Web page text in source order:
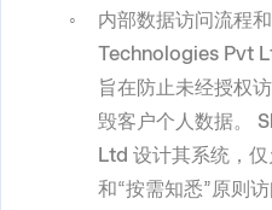
内部数据访问流程
Technologies Pvt
旨在防止未经授权
毁客户个人数据。
Ltd 设计其系统，
和“按需知悉”原则